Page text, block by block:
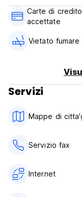
original language)
Carte di credito
accettate
Vietato fumare
Servizi
Mappe di
Servizio fax
Internet